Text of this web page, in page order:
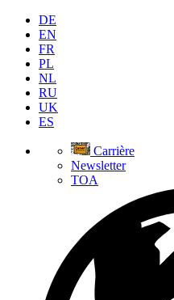
DE
EN
FR
PL
NL
RU
UK
ES
Carrière
Newsletter
TOA